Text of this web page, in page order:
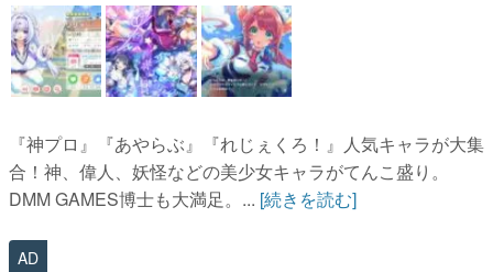
『神プロ』『あやらぶ』『れじぇくろ！』人気キャラが大集
合！神、偉人、妖怪などの美少女キャラがてんこ盛り。
DMM GAMES博士も大満足。... [続きを読む]
AD